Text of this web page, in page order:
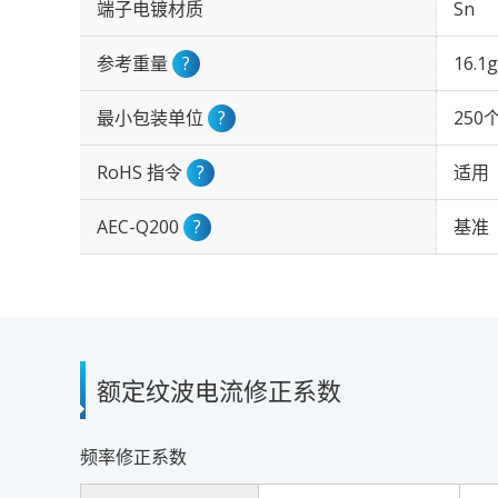
端子电镀材质 Sn
参考重量 ? 16.1g
最小包装单位 ? 250
RoHS 指令 ? 适用
AEC-Q200 ? 基准
额定纹波电流修正系数
频率修正系数